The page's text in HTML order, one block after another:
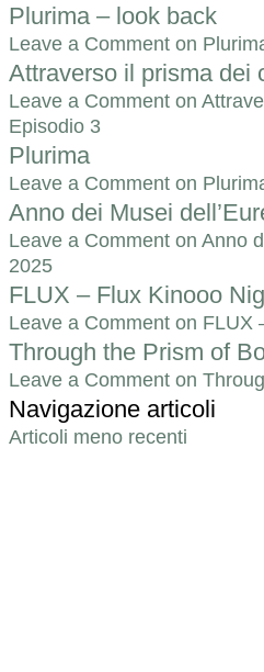
Plurima – look back
Leave a Commenton
Attraverso il prisma dei
Leave a Commenton
Episodio 3
Plurima
Leave a Commenton
Anno dei Musei
Leave a Commenton Anno
2025
FLUX – Flux Kinooo
Leave a Commenton FLUX
Through the Prism of
Leave a Commenton
Navigazione articoli
Articoli meno recenti